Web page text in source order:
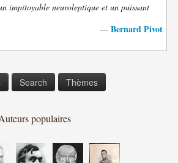
impitoyable neuroleptique et un puissant
— Bernard Pivot
Search Thèmes
populaires